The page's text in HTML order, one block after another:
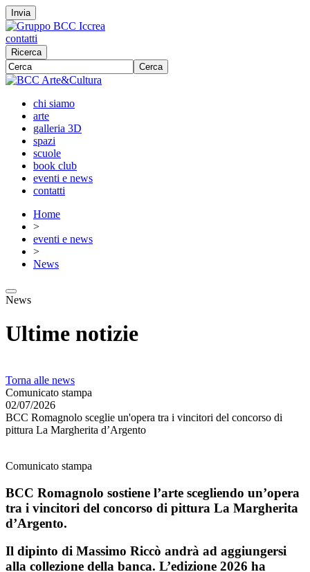
Invia
contatti
Ricerca
Cerca
chi siamo
arte
galleria 3D
spazi
scuole
book club
eventi e news
contatti
Home
>
eventi e news
>
News
News
Ultime notizie
Torna alle news
Comunicato stampa
02/07/2026
BCC Romagnolo sceglie un'opera tra i vincitori del concorso di
pittura La Margherita d’Argento
Comunicato stampa
BCC Romagnolo sostiene l’arte scegliendo un’opera
tra i vincitori del concorso di pittura La Margherita
d’Argento.
Il dipinto di Massimo Riccò andrà ad aggiungersi
alla collezione della banca. L’edizione 2026 ha